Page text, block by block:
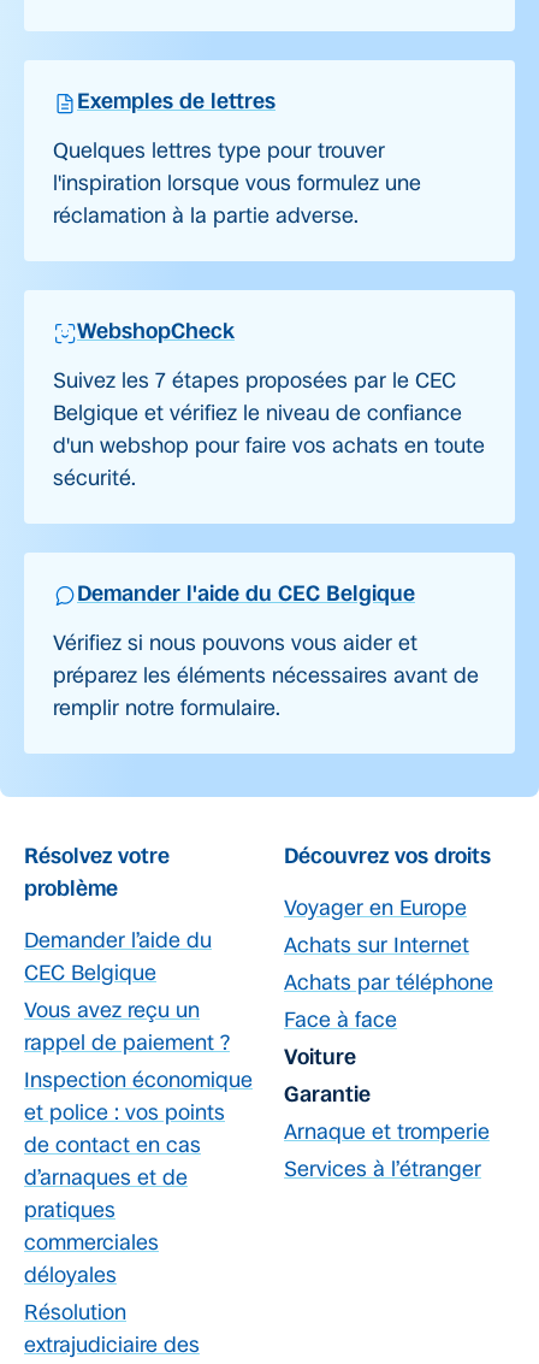
Exemples de lettres
Quelques lettres type pour trouver
l'inspiration lorsque vous formulez une
réclamation à la partie adverse.
WebshopCheck
Suivez les 7 étapes proposées par le CEC
Belgique et vérifiez le niveau de confiance
d'un webshop pour faire vos achats en toute
sécurité.
Demander l'aide du CEC Belgique
Vérifiez si nous pouvons vous aider et
préparez les éléments nécessaires avant de
remplir notre formulaire.
Résolvez votre
problème
Demander l’aide du
CEC Belgique
Vous avez reçu un
rappel de paiement ?
Inspection économique
et police : vos points
de contact en cas
d’arnaques et de
pratiques
commerciales
déloyales
Résolution
extrajudiciaire des
Découvrez vos droits
Voyager en Europe
Achats sur Internet
Achats par téléphone
Face à face
Voiture
Garantie
Arnaque et tromperie
Services à l’étranger